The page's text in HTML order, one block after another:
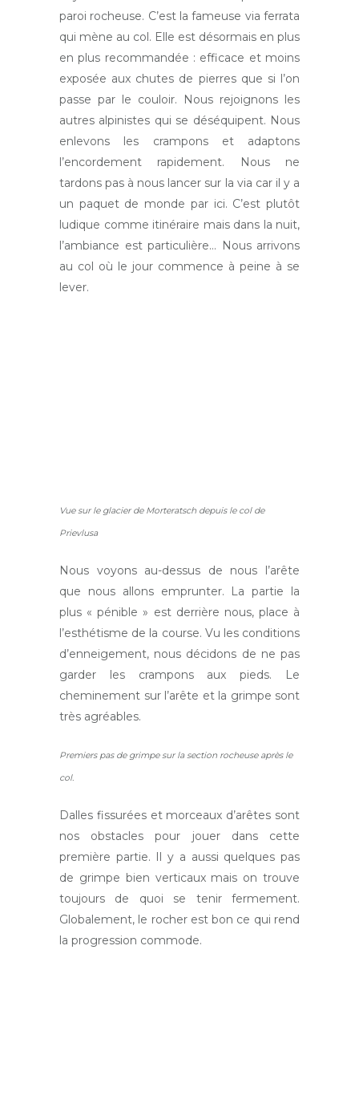
paroi rocheuse. C’est la fameuse via ferrata
qui mène au col. Elle est désormais en plus
en plus recommandée : efficace et moins
exposée aux chutes de pierres que si l’on
passe par le couloir. Nous rejoignons les
autres alpinistes qui se déséquipent. Nous
enlevons les crampons et adaptons
l’encordement rapidement. Nous ne
tardons pas à nous lancer sur la via car il y a
un paquet de monde par ici. C’est plutôt
ludique comme itinéraire mais dans la nuit,
l’ambiance est particulière… Nous arrivons
au col où le jour commence à peine à se
lever.
Vue sur le glacier de Morteratsch depuis le col de
Prievlusa
Nous voyons au-dessus de nous l’arête
que nous allons emprunter. La partie la
plus « pénible » est derrière nous, place à
l’esthétisme de la course. Vu les conditions
d’enneigement, nous décidons de ne pas
garder les crampons aux pieds. Le
cheminement sur l’arête et la grimpe sont
très agréables.
Premiers pas de grimpe sur la section rocheuse après le
col.
Dalles fissurées et morceaux d’arêtes sont
nos obstacles pour jouer dans cette
première partie. Il y a aussi quelques pas
de grimpe bien verticaux mais on trouve
toujours de quoi se tenir fermement.
Globalement, le rocher est bon ce qui rend
la progression commode.